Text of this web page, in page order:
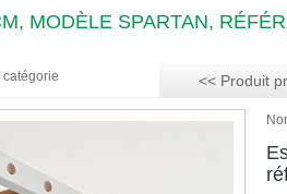
MODÈLE SPARTAN,
<< Produit